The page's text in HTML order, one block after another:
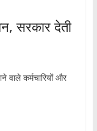
सरकार देती
वाले कर्मचारियों और